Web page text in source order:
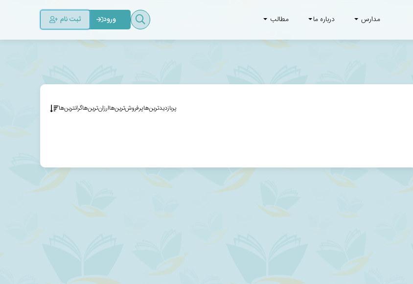
مدارس درباره ما مطالب ورود ثبت نام
پربازدیدترین‌هاپرفروش‌ترین‌هاارزان‌ترین‌هاگرانترین‌ها